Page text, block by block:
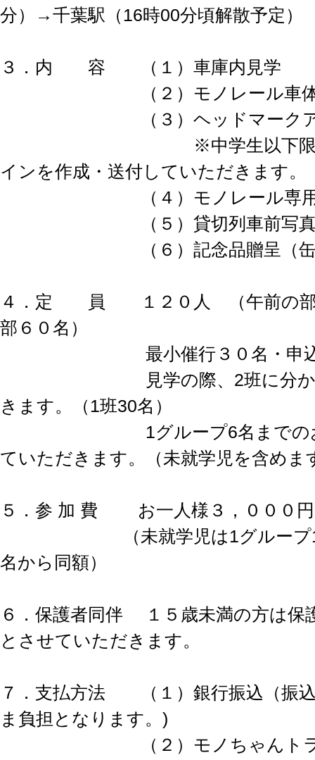
分）→千葉駅（16時00分頃解散予定）
３．内 容 （１）車庫内見学
（２）モノレール車体
（３）ヘッドマークアー
※中学生以下限定で
インを作成・送付していただきます。
（４）モノレール専用大
（５）貸切列車前写真
（６）記念品贈呈（缶バ
４．定 員 １２０人 （午前の部
部６０名）
最小催行３０名・申込
見学の際、2班に分かれ
きます。（1班30名）
1グループ6名までのお申
ていただきます。（未就学児を含めま
５．参 加 費 お一人様３，０００円
（未就学児は1グループ1名
名から同額）
６．保護者同伴 １５歳未満の方は保
とさせていただきます。
７．支払方法 （１）銀行振込（振
ま負担となります。)
（２）モノちゃんトラベ